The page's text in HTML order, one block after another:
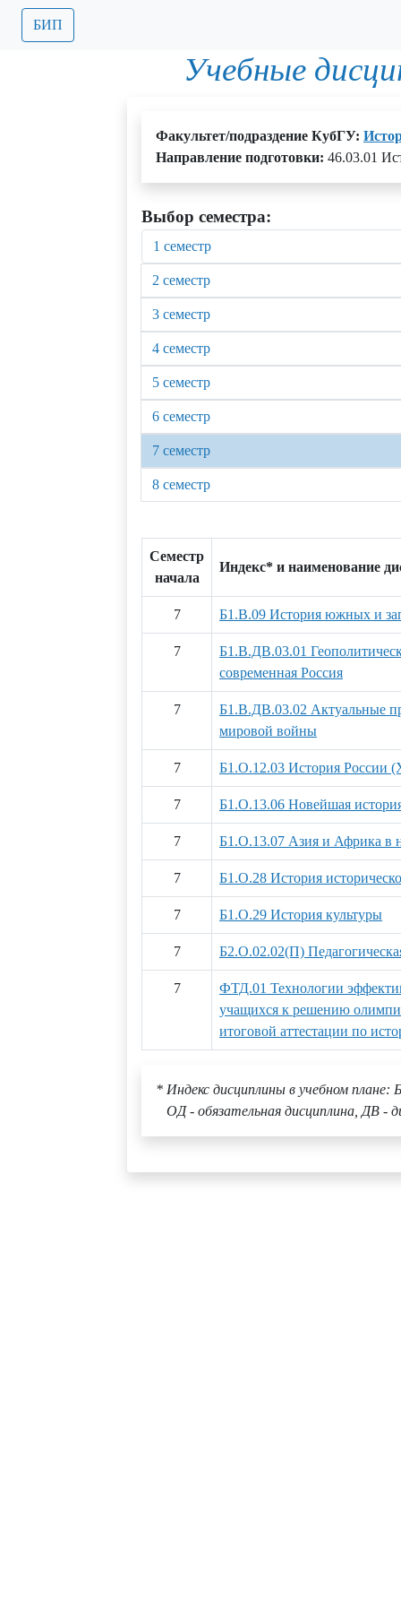
БИП
Учебные
Факультет/подраздение КубГУ:
Направление подготовки: 46.03.01
Выбор семестра:
1 семестр
2 семестр
3 семестр
4 семестр
5 семестр
6 семестр
7 семестр
8 семестр
Семестр
начала
Индекс* и наименование
7 Б1.В.09 История южных и
7
Б1.В.ДВ.03.01
современная Россия
7
Б1.В.ДВ.03.02 Актуальные
мировой войны
7 Б1.О.12.03 История России
7 Б1.О.13.06 Новейшая
7 Б1.О.13.07 Азия и Африка в
7 Б1.О.28 История
7 Б1.О.29 История культуры
7 Б2.О.02.02(П)
7
ФТД.01 Технологии
учащихся к решению
итоговой аттестации по
* Индекс дисциплины в учебном плане:
ОД - обязательная дисциплина, ДВ -